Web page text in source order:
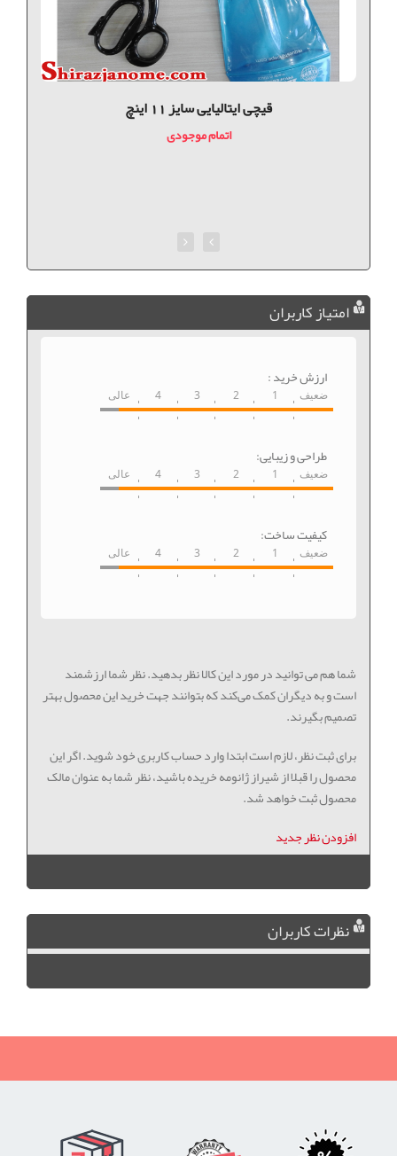
قیچی ایتالیایی سایز 11 اینچ
اتمام موجودی
امتیاز کاربران
ارزش خرید :
ضعیف 1
2
3
4 عالی
طراحی و زیبایی:
ضعیف 1
2
3
4 عالی
کیفیت ساخت:
ضعیف 1
2
3
4 عالی
شما هم می توانید در مورد این کالا نظر بدهید. نظر شما ارزشمند
است و به دیگران کمک می‌کند که بتوانند جهت خرید این محصول بهتر
تصمیم بگیرند.
برای ثبت نظر، لازم است ابتدا وارد حساب کاربری خود شوید. اگر این
محصول را قبلا از شیراز ژانومه خریده باشید، نظر شما به عنوان مالک
محصول ثبت خواهد شد.
افزودن نظر جدید
نظرات کاربران